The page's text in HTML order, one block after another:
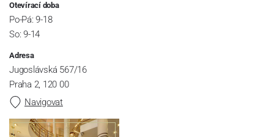
Otevírací doba
Po-Pá: 9-18
So: 9-14
Adresa
Jugoslávská 567/16
Praha 2, 120 00
Navigovat